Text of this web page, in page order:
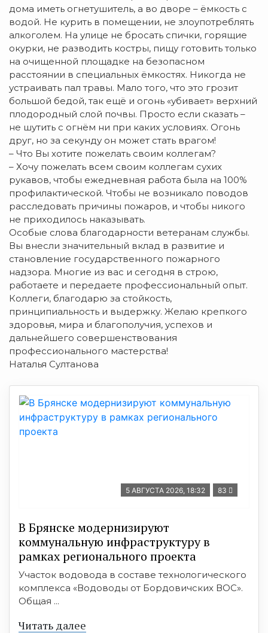
дома иметь огнетушитель, а во дворе – ёмкость с
водой. Не курить в помещении, не злоупотреблять
алкоголем. На улице не бросать спички, горящие
окурки, не разводить костры, пищу готовить только
на очищенной площадке на безопасном
расстоянии в специальных ёмкостях. Никогда не
устраивать пал травы. Мало того, что это грозит
большой бедой, так ещё и огонь «убивает» верхний
плодородный слой почвы. Просто если сказать –
не шутить с огнём ни при каких условиях. Огонь
друг, но за секунду он может стать врагом!
– Что Вы хотите пожелать своим коллегам?
– Хочу пожелать всем своим коллегам сухих
рукавов, чтобы ежедневная работа была на 100%
профилактической. Чтобы не возникало поводов
расследовать причины пожаров, и чтобы никого
не приходилось наказывать.
Особые слова благодарности ветеранам службы.
Вы внесли значительный вклад в развитие и
становление государственного пожарного
надзора. Многие из вас и сегодня в строю,
работаете и передаете профессиональный опыт.
Коллеги, благодарю за стойкость,
принципиальность и выдержку. Желаю крепкого
здоровья, мира и благополучия, успехов и
дальнейшего совершенствования
профессионального мастерства!
Наталья Султанова
5 АВГУСТА 2026, 18:32 83
В Брянске модернизируют
коммунальную инфраструктуру в
рамках регионального проекта
Участок водовода в составе технологического
комплекса «Водоводы от Бордовичских ВОС».
Общая ...
Читать далее